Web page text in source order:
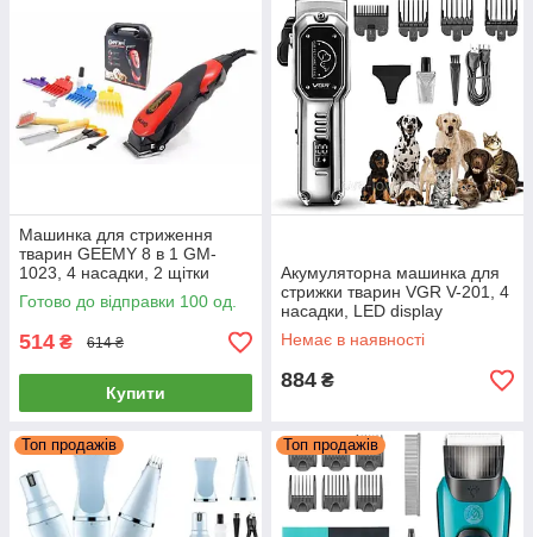
Машинка для стриження
тварин GEEMY 8 в 1 GM-
1023, 4 насадки, 2 щітки
Готово до відправки 100 од.
514 ₴ 614 ₴
Купити
Акумуляторна машинка для
стрижки тварин VGR V-201, 4
насадки, LED display
Немає в наявності
884 ₴
Топ продажів Топ продажів